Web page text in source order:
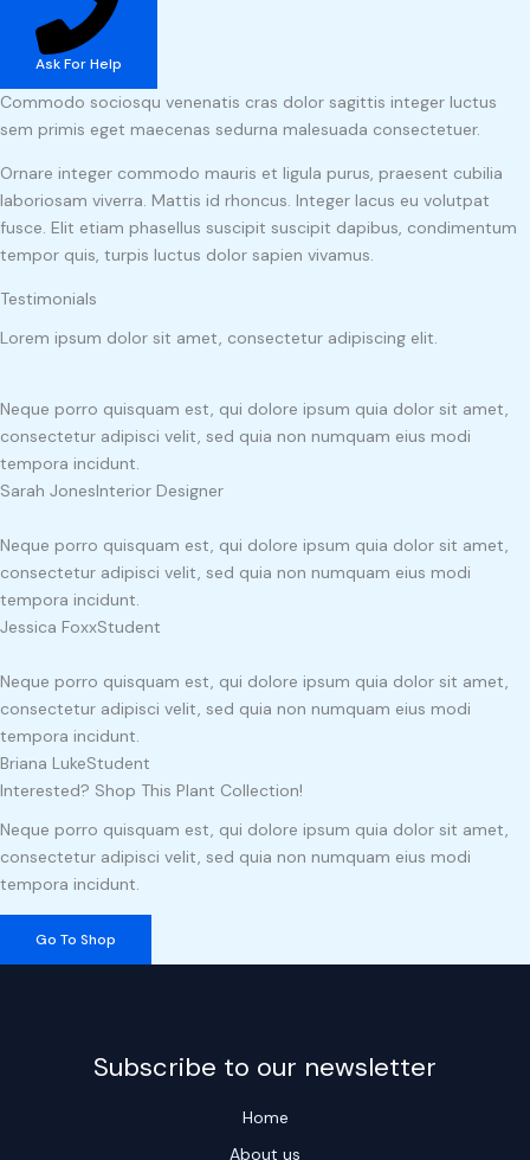
Ask For Help
Commodo sociosqu venenatis cras dolor sagittis integer luctus
sem primis eget maecenas sedurna malesuada consectetuer.
Ornare integer commodo mauris et ligula purus, praesent cubilia
laboriosam viverra. Mattis id rhoncus. Integer lacus eu volutpat
fusce. Elit etiam phasellus suscipit suscipit dapibus, condimentum
tempor quis, turpis luctus dolor sapien vivamus.
Testimonials
Lorem ipsum dolor sit amet, consectetur adipiscing elit.
Neque porro quisquam est, qui dolore ipsum quia dolor sit amet,
consectetur adipisci velit, sed quia non numquam eius modi
tempora incidunt.
Sarah JonesInterior Designer
Neque porro quisquam est, qui dolore ipsum quia dolor sit amet,
consectetur adipisci velit, sed quia non numquam eius modi
tempora incidunt.
Jessica FoxxStudent
Neque porro quisquam est, qui dolore ipsum quia dolor sit amet,
consectetur adipisci velit, sed quia non numquam eius modi
tempora incidunt.
Briana LukeStudent
Interested? Shop This Plant Collection!
Neque porro quisquam est, qui dolore ipsum quia dolor sit amet,
consectetur adipisci velit, sed quia non numquam eius modi
tempora incidunt.
Go To Shop
Subscribe to our newsletter
Home
About us